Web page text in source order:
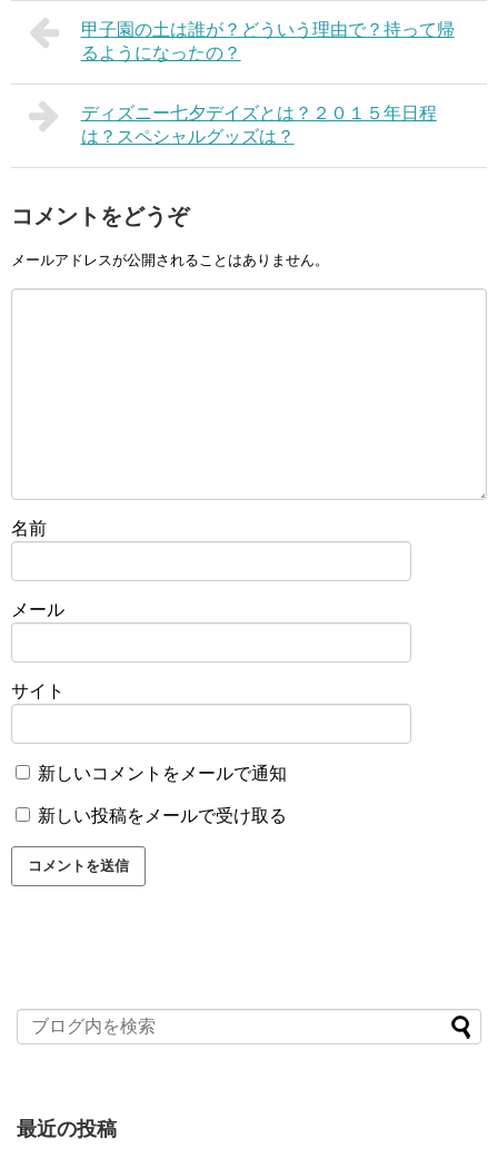
甲子園の土は誰が？どういう理由で？持って帰
るようになったの？
ディズニー七夕デイズとは？２０１５年日程
は？スペシャルグッズは？
コメントをどうぞ
メールアドレスが公開されることはありません。
名前
メール
サイト
新しいコメントをメールで通知
新しい投稿をメールで受け取る
最近の投稿